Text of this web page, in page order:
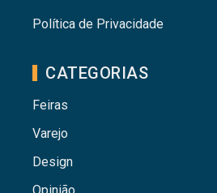
Política de Privacidade
CATEGORIAS
Feiras
Varejo
Design
Opinião